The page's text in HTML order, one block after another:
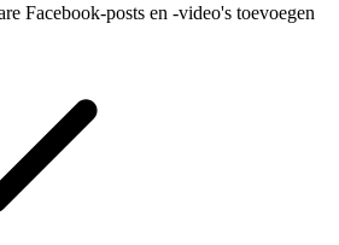
Facebook-posts en -video's toevoegen